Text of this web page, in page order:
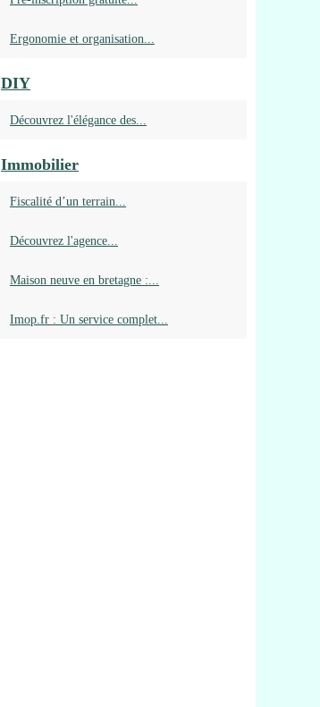
Ergonomie et organisation...
DIY
Découvrez l'élégance des...
Immobilier
Fiscalité d’un terrain...
Découvrez l'agence...
Maison neuve en bretagne :...
Imop.fr : Un service complet...